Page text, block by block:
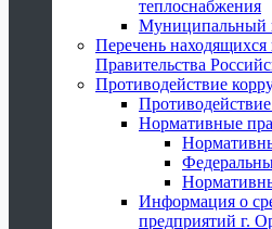
теплоснабжения
Муниципальный
Перечень
Правительства
Противодействие
Нормативные
Информация о
предприятий г.